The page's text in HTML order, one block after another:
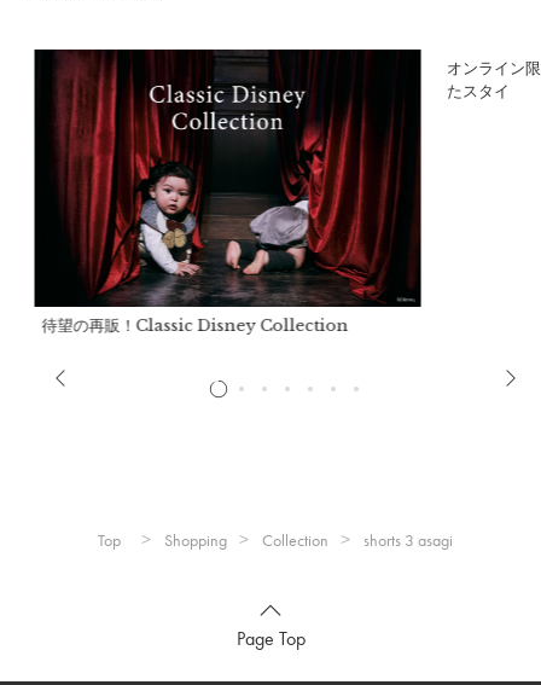
詳細
素材： 綿 97%,ポリウレタン 3%
※色移りする事がありますので、淡色のものと分けて洗ってく
待望の再販！Classic Disney Collection
オンライン
たスタイ
Top Shopping Collection shorts 3 asagi
Page Top